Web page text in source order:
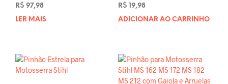
R$ 97,98
LER MAIS
R$ 19,98
ADICIONAR AO CARRINHO